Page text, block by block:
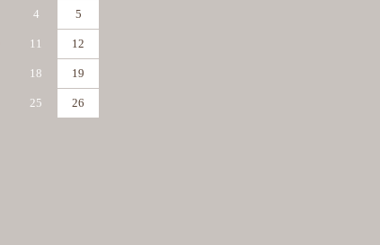
4 5
11 12
18 19
25 26